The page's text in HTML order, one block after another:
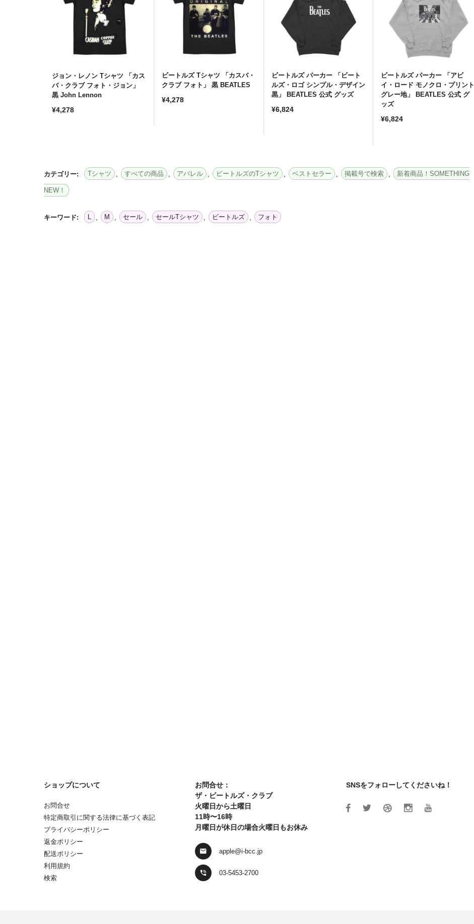
ジョン・レノン Tシャツ 「カス
バ・クラブ フォト・ジョン」
黒 John Lennon
通
¥4,278
ビートルズ Tシャツ 「カスバ・
クラブ フォト」 黒 BEATLES
通
¥4,278
ビートルズ パーカー 「ビート
ルズ・ロゴ シンプル・デザイン
黒」 BEATLES 公式 グッズ
通
¥6,824
ビートルズ パーカー 「アビ
イ・ロード モノクロ・プリント
グレー地」 BEATLES 公式 グ
ッズ
通
¥6,824
カテゴリー: Tシャツ すべての商品 アパレル ビートルズのTシャツ ベストセラー 掲載号で検索 新着商品！SOMETHING
NEW！
キーワード: L M セール セールTシャツ ビートルズ フォト
ショップについて
お問合せ
特定商取引に関する法律に基づく表記
プライバシーポリシー
返金ポリシー
配送ポリシー
利用規約
検索
お問合せ：
ザ・ビートルズ・クラブ
火曜日から土曜日
11時〜16時
月曜日が休日の場合火曜日もお休み
apple@i-bcc.jp
03-5453-2700
SNSをフォローしてくださいね！